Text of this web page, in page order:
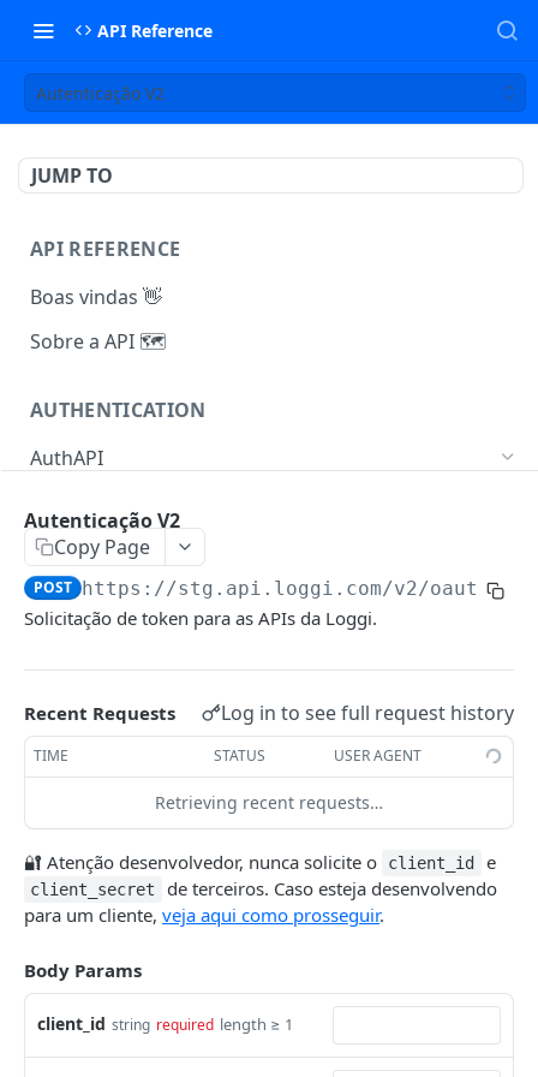
API Reference
Autenticação V2
JUMP TO
API REFERENCE
Boas vindas 👋
Sobre a API 🗺️
AUTHENTICATION
AuthAPI
Autenticação V2
INTEGRATOR
IntegratorCompanyAPI
Ativar/Desativar Integrador
FREIGHT PRICE QUOTATION
QuotationAPI
SHIPMENTS
ShipmentAPI
Criar Shipment assíncrono.
LABELS
LabelAPI
Criar Etiqueta
Autenticação V2
Copy Page
POST https://stg.api.loggi.com/v2/oauth2/
Solicitação de token para as APIs da Loggi.
Recent Requests Log in to see full request history
TIME STATUS USER AGENT
Retrieving recent requests…
🔐 Atenção desenvolvedor, nunca solicite o client_id e
client_secret
de terceiros. Caso esteja desenvolvendo
para um cliente, veja aqui como prosseguir.
Body Params
client_id string required length ≥ 1